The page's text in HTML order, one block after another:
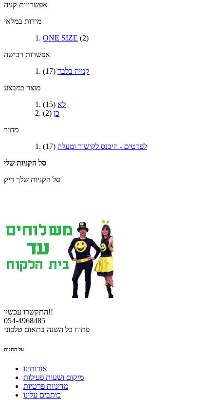
אפשרויות קניה
מידות במלאי
ONE SIZE (2)
אפשרות רכישה
קנייה בלבד (17)
מוצר במבצע
לא (15)
כן (2)
מחיר
לפרטים - היכנס לקישור ומעלה (17)
סל הקניות שלי
סל הקניות שלך ריק
התקשרו עכשיו!!
054-4968485
פתוח כל השנה בתאום טלפוני
על החנות
אודותינו
מיקום ושעות פעילות
מדיניות פרטיות
כותבים עלינו